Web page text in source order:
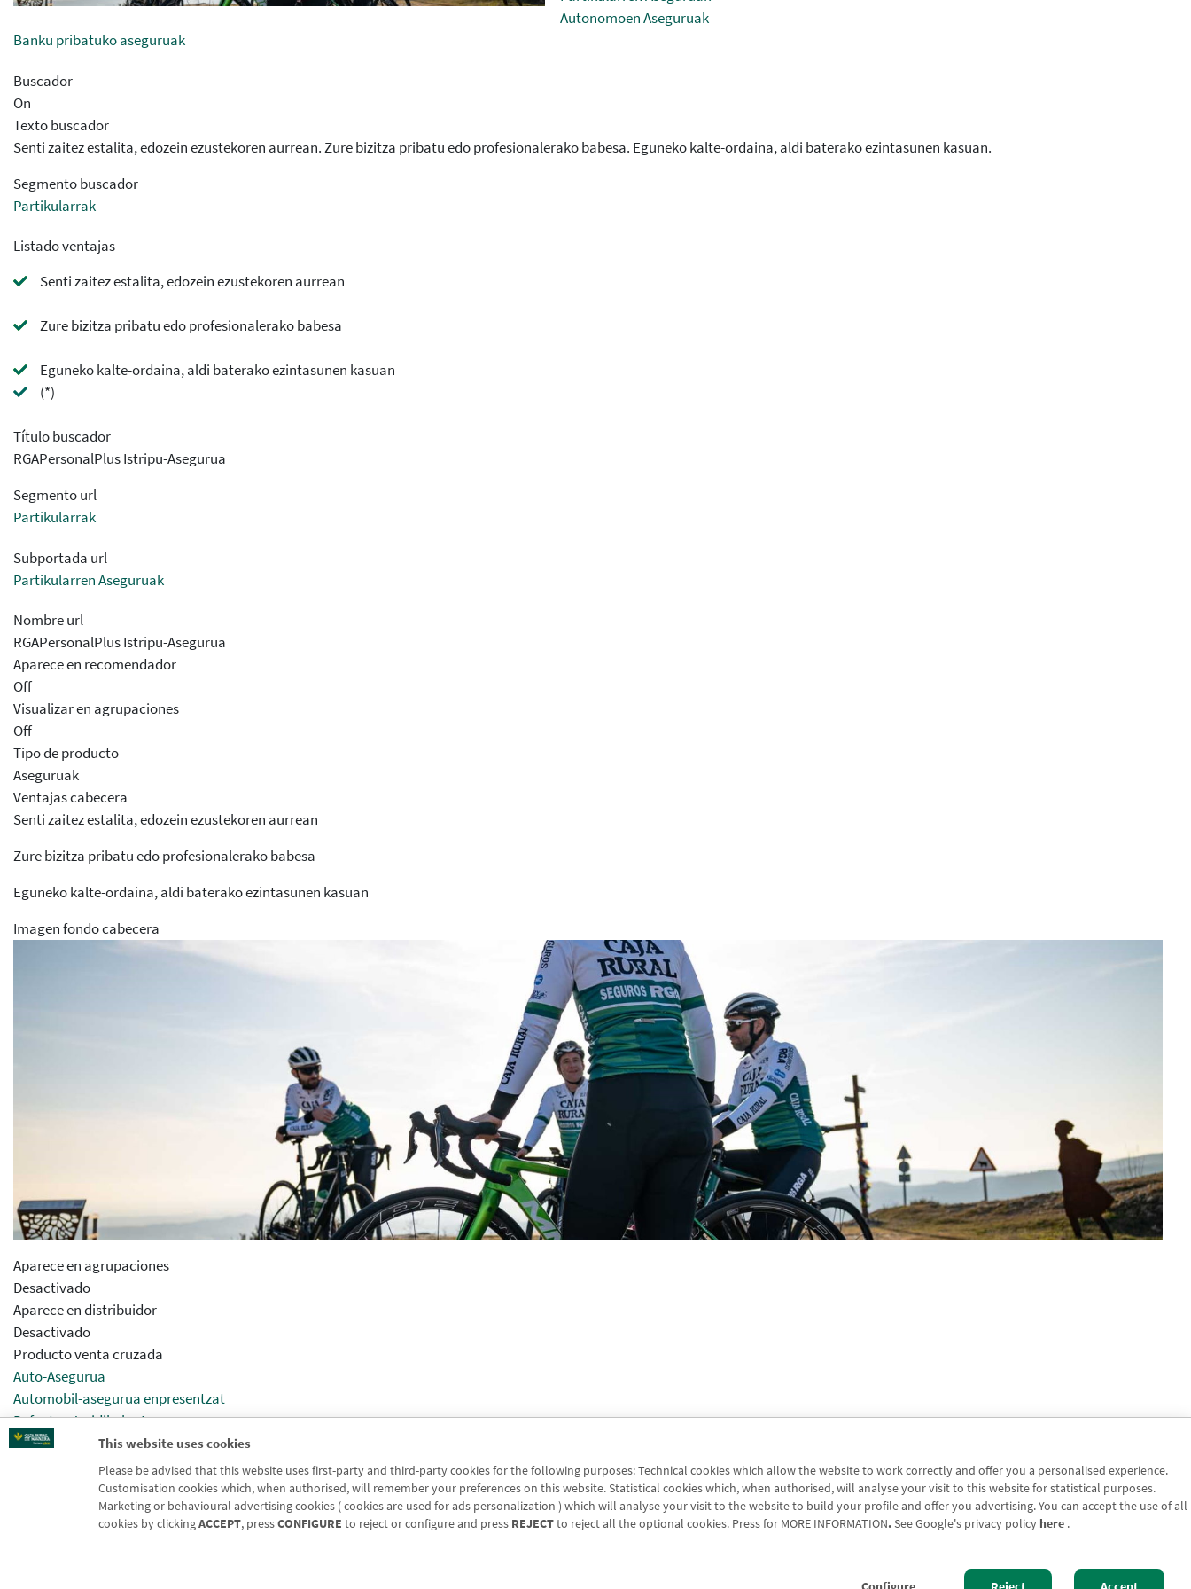
This website uses cookies
Please be advised that this website uses first-party and third-party cookies for the following purposes: Technical cookies which allow the website to work correctly and offer you a personalised experience.
Customisation cookies which, when authorised, will remember your preferences on this website. Statistical cookies which, when authorised, will analyse your visit to this website for statistical purposes.
Marketing or behavioural advertising cookies ( cookies are used for ads personalization ) which will analyse your visit to the website to build your profile and offer you advertising. You can accept the use of all
cookies by clickingACCEPT, pressCONFIGURE to reject or configure and press REJECTto reject all the optional cookies. Press for MORE INFORMATION.See Google's privacy policy here .
Autonomoen Aseguruak
Banku pribatuko aseguruak
Buscador
On
Texto buscador
Senti zaitez estalita, edozein ezustekoren aurrean. Zure bizitza pribatu edo profesionalerako babesa. Eguneko kalte-ordaina, aldi baterako ezintasunen kasuan.
Segmento buscador
Partikularrak
Listado ventajas
Senti zaitez estalita, edozein ezustekoren aurrean
Zure bizitza pribatu edo profesionalerako babesa
Eguneko kalte-ordaina, aldi baterako ezintasunen kasuan
(*)
Título buscador
RGAPersonalPlus Istripu-Asegurua
Segmento url
Partikularrak
Subportada url
Partikularren Aseguruak
Nombre url
RGAPersonalPlus Istripu-Asegurua
Aparece en recomendador
Off
Visualizar en agrupaciones
Off
Tipo de producto
Aseguruak
Ventajas cabecera
Senti zaitez estalita, edozein ezustekoren aurrean
Zure bizitza pribatu edo profesionalerako babesa
Eguneko kalte-ordaina, aldi baterako ezintasunen kasuan
Imagen fondo cabecera
Aparece en agrupaciones
Desactivado
Aparece en distribuidor
Desactivado
Producto venta cruzada
Auto-Asegurua
Automobil-asegurua enpresentzat
Defentsa Juridikoko Asegurua
Seguros Agrarios Nekazaritza-aseguruak
Activar previsualizcion